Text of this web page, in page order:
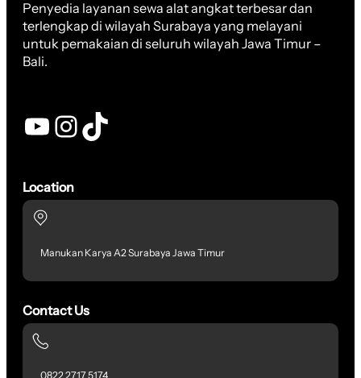
Penyedia layanan sewa alat angkat terbesar dan
terlengkap di wilayah Surabaya yang melayani
untuk pemakaian di seluruh wilayah Jawa Timur –
Bali.
YouTube InstagramTikTok
Location
Manukan Karya A2 Surabaya Jawa Timur
Contact Us
0822 2717 5174